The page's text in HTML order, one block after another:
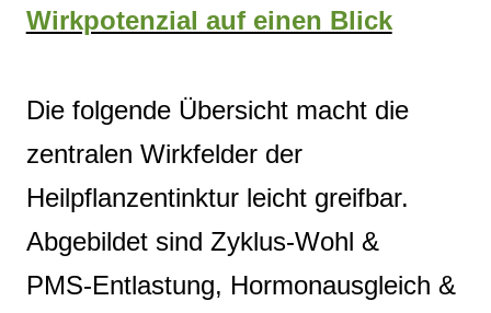
Wirkpotenzial auf einen Blick
Die folgende Übersicht macht die
zentralen Wirkfelder der
Heilpflanzentinktur leicht greifbar.
Abgebildet sind Zyklus‑Wohl &
PMS‑Entlastung, Hormonausgleich &